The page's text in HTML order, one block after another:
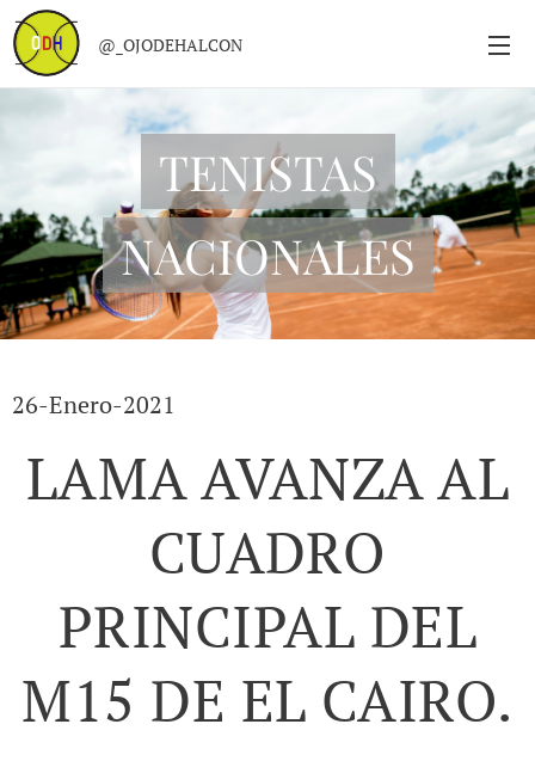
@_OJODEHALCON
TENISTAS
NACIONALES
26-Enero-2021
LAMA AVANZA AL
CUADRO
PRINCIPAL DEL
M15 DE EL CAIRO.